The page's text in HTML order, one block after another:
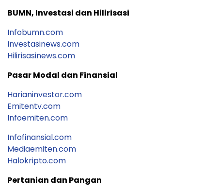
BUMN, Investasi dan Hilirisasi
Infobumn.com
Investasinews.com
Hilirisasinews.com
Pasar Modal dan Finansial
Harianinvestor.com
Emitentv.com
Infoemiten.com
Infofinansial.com
Mediaemiten.com
Halokripto.com
Pertanian dan Pangan